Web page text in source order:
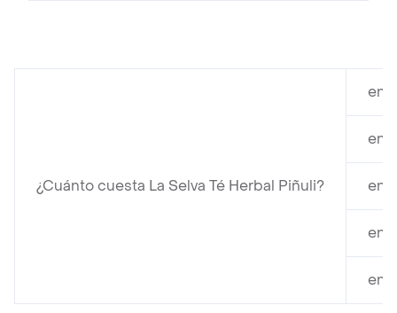
¿Cuánto cuesta La Selva Té Herbal Piñuli?
en
en
en
en
en